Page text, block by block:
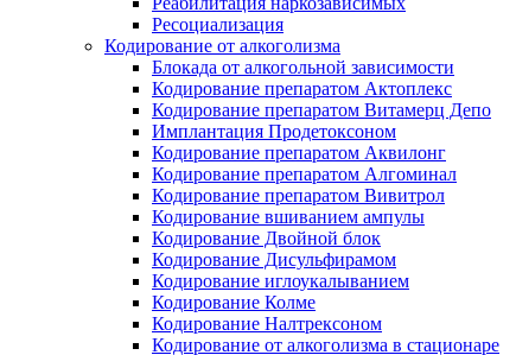
Ресоциализация
Кодирование от алкоголизма
Блокада от алкогольной зависимости
Кодирование препаратом Актоплекс
Кодирование препаратом Витамерц Депо
Имплантация Продетоксоном
Кодирование препаратом Аквилонг
Кодирование препаратом Алгоминал
Кодирование препаратом Вивитрол
Кодирование вшиванием ампулы
Кодирование Двойной блок
Кодирование Дисульфирамом
Кодирование иглоукалыванием
Кодирование Колме
Кодирование Налтрексоном
Кодирование от алкоголизма в стационаре